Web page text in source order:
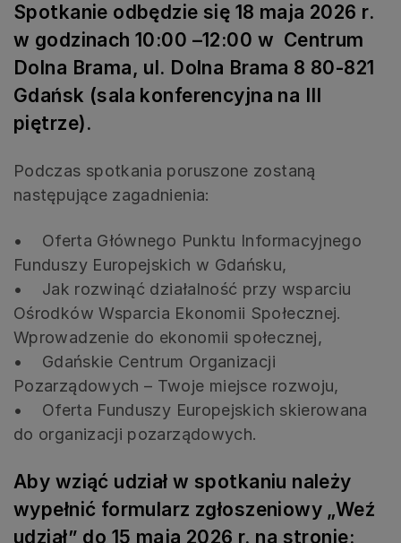
Spotkanie odbędzie się 18 maja 2026 r.
w godzinach 10:00 –12:00 w Centrum
Dolna Brama, ul. Dolna Brama 8 80-821
Gdańsk (sala konferencyjna na III
piętrze).
Podczas spotkania poruszone zostaną
następujące zagadnienia:
• Oferta Głównego Punktu Informacyjnego
Funduszy Europejskich w Gdańsku,
• Jak rozwinąć działalność przy wsparciu
Ośrodków Wsparcia Ekonomii Społecznej.
Wprowadzenie do ekonomii społecznej,
• Gdańskie Centrum Organizacji
Pozarządowych – Twoje miejsce rozwoju,
• Oferta Funduszy Europejskich skierowana
do organizacji pozarządowych.
Aby wziąć udział w spotkaniu należy
wypełnić formularz zgłoszeniowy „Weź
udział” do 15 maja 2026 r. na stronie: